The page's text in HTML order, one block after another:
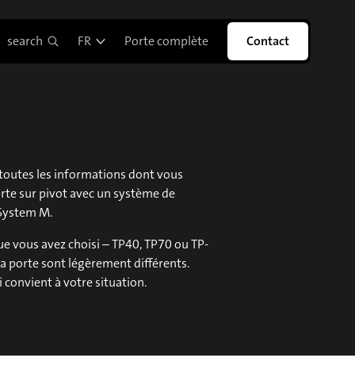
search FR Porte complète Contact
les informations dont vous
sur pivot avec un système de
M.
avez choisi – TP40, TP70 ou TP-
porte sont légèrement différents.
convient à votre situation.